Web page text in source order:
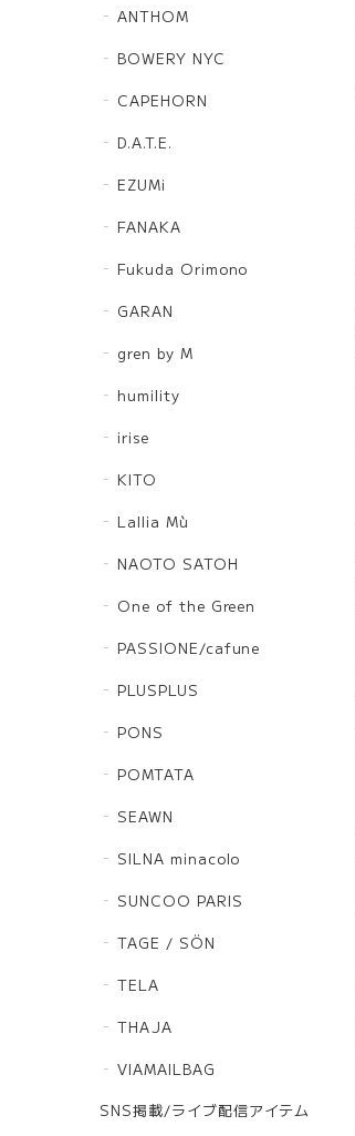
ANTHOM
BOWERY NYC
CAPEHORN
D.A.T.E.
EZUMi
FANAKA
Fukuda Orimono
GARAN
gren by M
humility
irise
KITO
Lallia Mù
NAOTO SATOH
One of the Green
PASSIONE/cafune
PLUSPLUS
PONS
POMTATA
SEAWN
SILNA minacolo
SUNCOO PARIS
TAGE / SÖN
TELA
THAJA
VIAMAILBAG
SNS掲載/ライブ配信アイテム